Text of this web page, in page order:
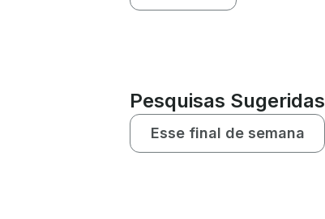
Pesquisas Sugeridas
Esse final de semana